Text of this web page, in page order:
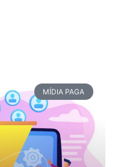
MÍDIA PAGA